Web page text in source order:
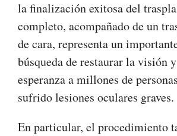
la finalización exitosa del
completo, acompañado de un
de cara, representa un
búsqueda de restaurar la visión
esperanza a millones de
sufrido lesiones oculares graves.
En particular, el procedimiento